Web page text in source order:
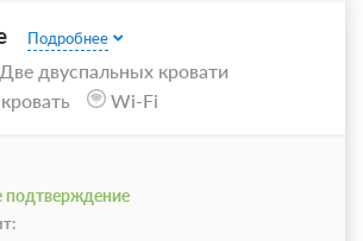
Подробнее
двуспальных кровати
Wi-Fi
подтверждение